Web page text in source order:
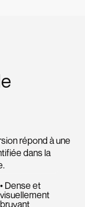
répond à une
dans la
• Dense et
visuellement
bruyant